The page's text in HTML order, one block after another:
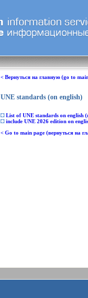
< Вернуться на главную (go to
UNE standards (on english)
List of UNE standards on english
include UNE 2026 edition on
< Go to main page (вернуться на